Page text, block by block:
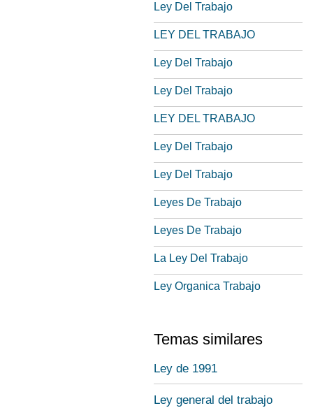
Ley Del Trabajo
LEY DEL TRABAJO
Ley Del Trabajo
Ley Del Trabajo
LEY DEL TRABAJO
Ley Del Trabajo
Ley Del Trabajo
Leyes De Trabajo
Leyes De Trabajo
La Ley Del Trabajo
Ley Organica Trabajo
Temas similares
Ley de 1991
Ley general del trabajo